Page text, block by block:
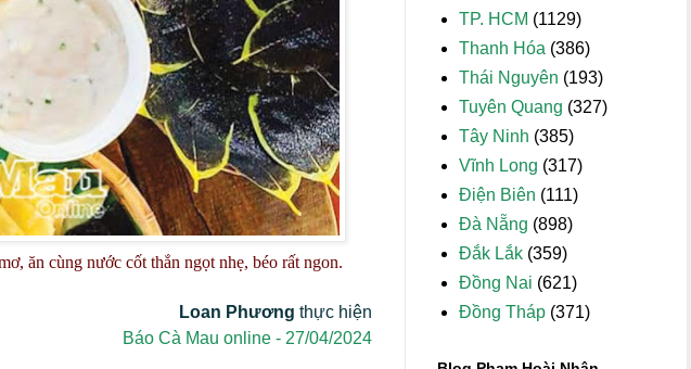
ăn cùng nước cốt thắn ngọt nhẹ, béo rất ngon.
Loan Phương thực hiện
Báo Cà Mau online - 27/04/2024
TP. HCM (1129)
Thanh Hóa (386)
Thái Nguyên (193)
Tuyên Quang (327)
Tây Ninh (385)
Vĩnh Long (317)
Điện Biên (111)
Đà Nẵng (898)
Đắk Lắk (359)
Đồng Nai (621)
Đồng Tháp (371)